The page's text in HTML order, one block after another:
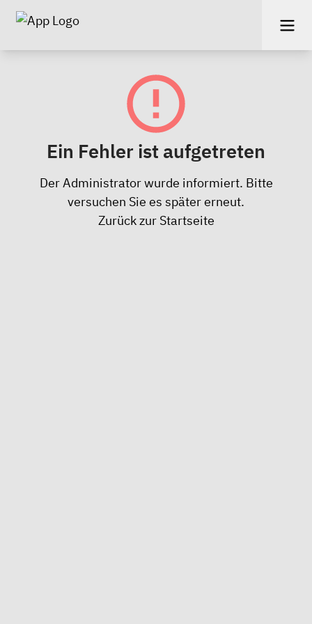
Ein Fehler ist aufgetreten
Der Administrator wurde informiert. Bitte
versuchen Sie es später erneut.
Zurück zur Startseite